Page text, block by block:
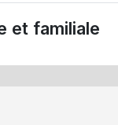
et familiale